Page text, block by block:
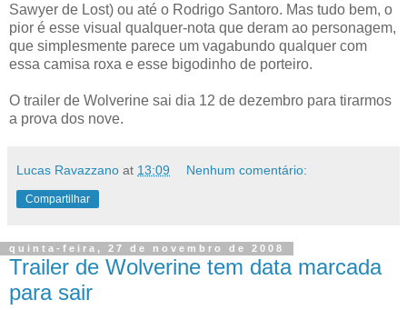
Sawyer de Lost) ou até o Rodrigo Santoro. Mas tudo bem, o
pior é esse visual qualquer-nota que deram ao personagem,
que simplesmente parece um vagabundo qualquer com
essa camisa roxa e esse bigodinho de porteiro.
O trailer de Wolverine sai dia 12 de dezembro para tirarmos
a prova dos nove.
Lucas Ravazzano at 13:09 Nenhum comentário:
Compartilhar
quinta-feira, 27 de novembro de 2008
Trailer de Wolverine tem data marcada
para sair